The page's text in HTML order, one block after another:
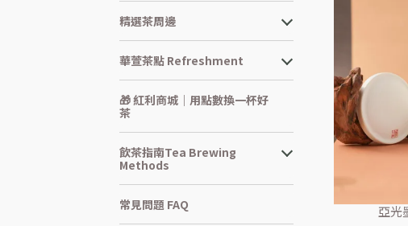
精選茶周邊
華萱茶點 Refreshment
🎁 紅利商城｜用點數換一杯好
茶
飲茶指南Tea Brewing
Methods
常見問題 FAQ
亞光